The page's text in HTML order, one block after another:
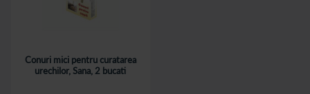
Conuri mici pentru curatarea
urechilor, Sana, 2 bucati